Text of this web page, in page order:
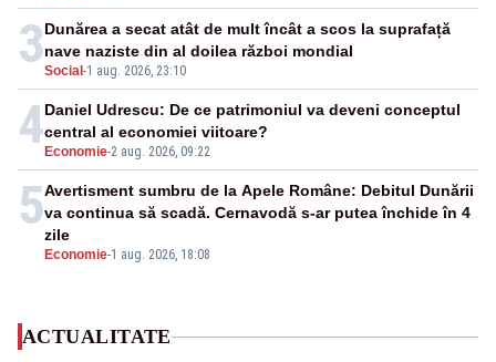
3Social -1 aug. 2026, 23:10
Dunărea a secat atât de mult încât a scos la suprafață
nave naziste din al doilea război mondial
4 Economie-2 aug. 2026, 09:22
Daniel Udrescu: De ce patrimoniul va deveni conceptul
central al economiei viitoare?
5
Economie-1 aug. 2026, 18:08
Avertisment sumbru de la Apele Române: Debitul Dunării
va continua să scadă. Cernavodă s-ar putea închide în 4
zile
ACTUALITATE